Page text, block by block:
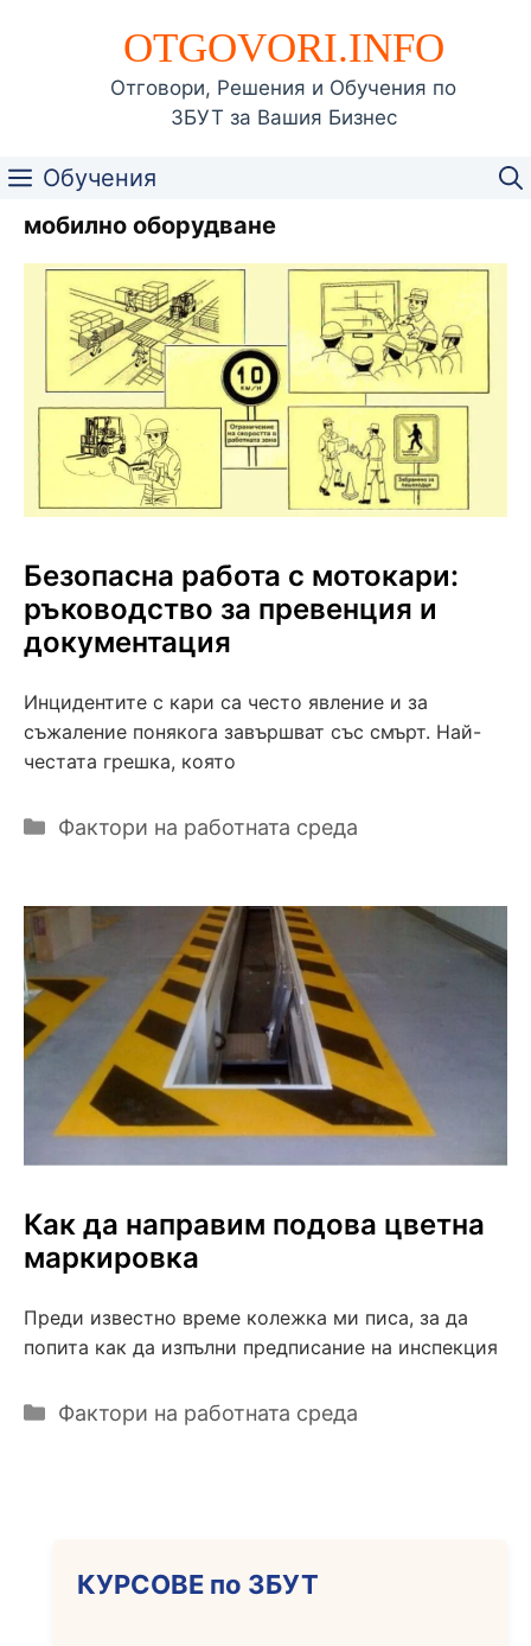
съдържаниетоOTGOVORI.INFO
Отговори, Решения и Обучения по
ЗБУТ за Вашия Бизнес
Обучения
мобилно оборудване
Безопасна работа с мотокари:
ръководство за превенция и
документация
Инцидентите с кари са често явление и за
съжаление понякога завършват със смърт. Най-
честата грешка, която
Категории
Фактори на работната среда
Как да направим подова цветна
маркировка
Преди известно време колежка ми писа, за да
попита как да изпълни предписание на инспекция
Категории
Фактори на работната среда
КУРСОВЕ по ЗБУТ